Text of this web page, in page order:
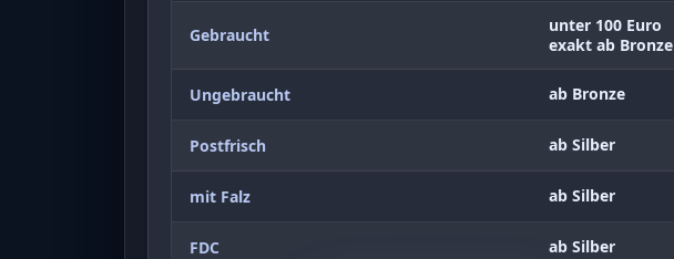
Gebraucht
unter 100 Euro
exakt ab Bronze
Ungebraucht ab Bronze
Postfrisch ab Silber
mit Falz ab Silber
FDC ab Silber